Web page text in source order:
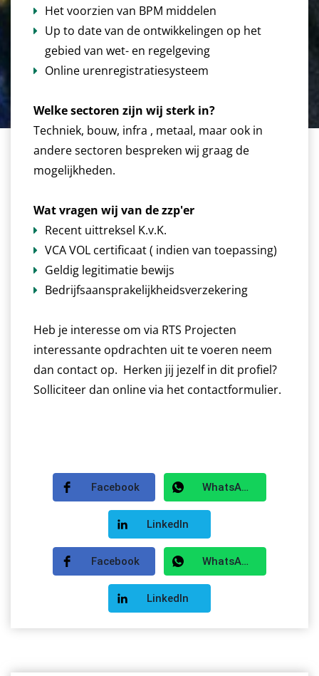
HOME
Het voorzien van BPM middelen
Up to date van de ontwikkelingen op het
gebied van wet- en regelgeving
Online urenregistratiesysteem
Welke sectoren zijn wij sterk in?
Techniek, bouw, infra , metaal, maar ook in
andere sectoren bespreken wij graag de
mogelijkheden.
Wat vragen wij van de zzp'er
Recent uittreksel K.v.K.
VCA VOL certificaat ( indien van toepassing)
Geldig legitimatie bewijs
Bedrijfsaansprakelijkheidsverzekering
Heb je interesse om via RTS Projecten
interessante opdrachten uit te voeren neem
dan contact op. Herken jij jezelf in dit profiel?
Solliciteer dan online via het contactformulier.
Facebook WhatsApp
LinkedIn
Facebook WhatsApp
LinkedIn